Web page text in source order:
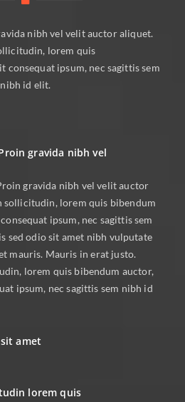
nibh vel velit auctor aliquet.
lorem quis
consequat ipsum, nec sagittis sem
nibh id elit.
gravida nibh vel
gravida nibh vel velit auctor
sollicitudin, lorem quis bibendum
ipsum, nec sagittis sem
sed odio sit amet nibh vulputate
mauris. Mauris in erat justo.
lorem quis bibendum auctor,
ipsum, nec sagittis sem nibh id
amet
lorem quis